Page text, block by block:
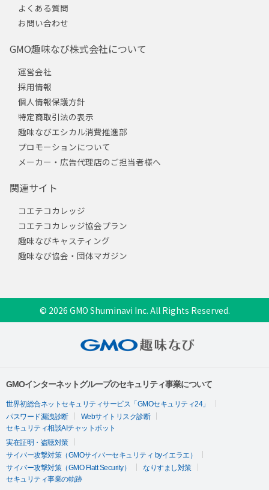
よくある質問
お問い合わせ
GMO趣味なび株式会社について
運営会社
採用情報
個人情報保護方針
特定商取引法の表示
趣味なびエシカル消費推進部
プロモーションについて
メーカー・広告代理店のご担当者様へ
関連サイト
コエテコカレッジ
コエテコカレッジ協会プラン
趣味なびキャスティング
趣味なび協会・団体マガジン
© 2026 GMO Shuminavi Inc. All Rights Reserved.